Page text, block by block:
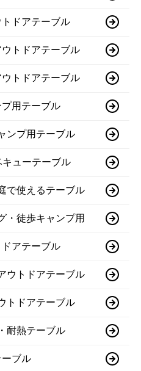
ドアテーブル
トドアテーブル
トドアテーブル
用テーブル
ンプ用テーブル
キューテーブル
で使えるテーブル
・徒歩キャンプ用
アテーブル
ウトドアテーブル
トドアテーブル
耐熱テーブル
ーブル